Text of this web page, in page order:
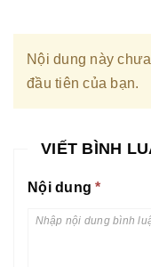
Nội dung này
đầu tiên của bạn.
VIẾT BÌNH
Nội dung*